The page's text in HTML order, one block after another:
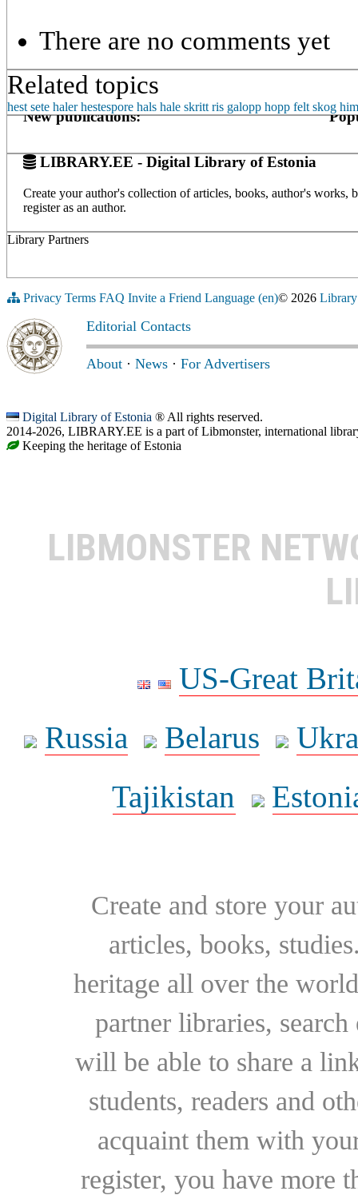
There are no comments yet
Related topics
hest sete haler hestespore hals hale skritt ris galopp hopp felt skog
New publications:
LIBRARY.EE - Digital Library of Estonia
Create your author's collection of articles, books, author's
register as an author.
Library Partners
Privacy Terms FAQ Invite a Friend Language (en)© 2026
Editorial Contacts
About · News · For Advertisers
Digital Library of Estonia ® All rights reserved.
2014-2026, LIBRARY.EE is a part of Libmonster, international
Keeping the heritage of Estonia
LIBMONSTER
US-Great
Russia
Belarus
Tajikistan
Create and store your
articles, books,
heritage all over the
partner libraries,
will be able to share a
students, readers and
acquaint them with
register, you have more